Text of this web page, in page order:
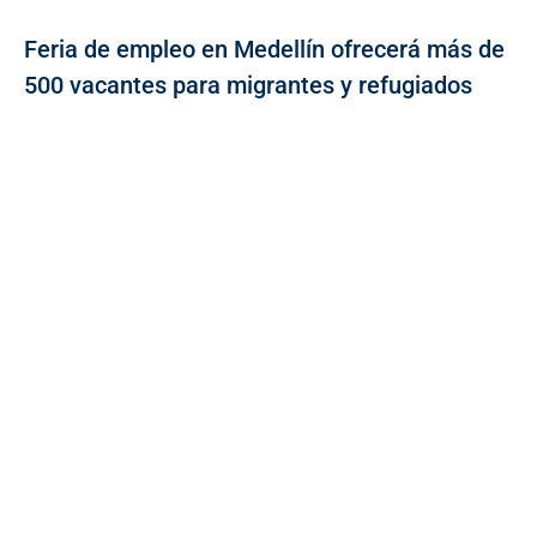
Feria de empleo en Medellín ofrecerá más de
500 vacantes para migrantes y refugiados